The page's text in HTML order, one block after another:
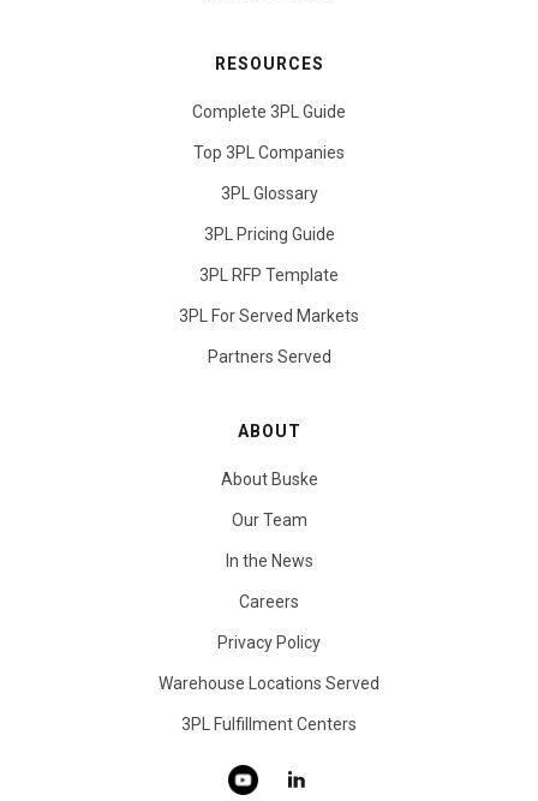
RESOURCES
Complete 3PL Guide
Top 3PL Companies
3PL Glossary
3PL Pricing Guide
3PL RFP Template
3PL For Served Markets
Partners Served
ABOUT
About Buske
Our Team
In the News
Careers
Privacy Policy
Warehouse Locations Served
3PL Fulfillment Centers